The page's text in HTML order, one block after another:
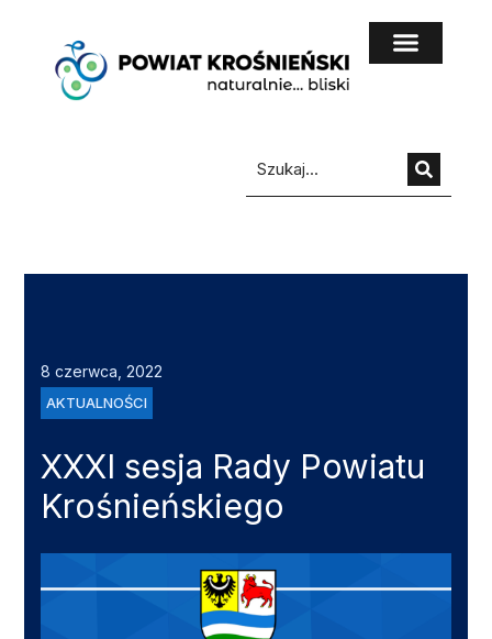
8 czerwca, 2022
AKTUALNOŚCI
XXXI sesja Rady Powiatu
Krośnieńskiego